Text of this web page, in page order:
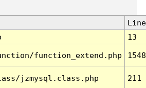
Line
13
function_extend.php 1548
jzmysql.class.php 211